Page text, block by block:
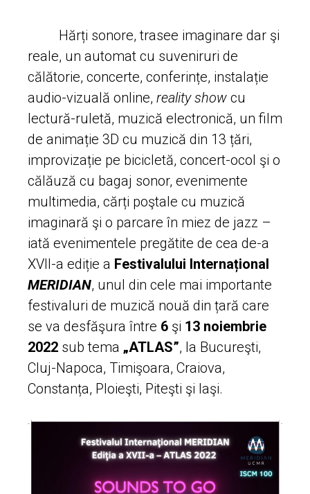
Hărți sonore, trasee imaginare dar şi
reale, un automat cu suveniruri de
călătorie, concerte, conferințe, instalație
audio-vizuală online, reality show cu
lectură-ruletă, muzică electronică, un film
de animație 3D cu muzică din 13 țări,
improvizație pe bicicletă, concert-ocol şi o
călăuză cu bagaj sonor, evenimente
multimedia, cărți poştale cu muzică
imaginară şi o parcare în miez de jazz –
iată evenimentele pregătite de cea de-a
XVII-a ediție a Festivalului Internațional
MERIDIAN, unul din cele mai importante
festivaluri de muzică nouă din țară care
se va desfăşura între 6 şi 13 noiembrie
2022 sub tema „ATLAS”, la Bucureşti,
Cluj-Napoca, Timişoara, Craiova,
Constanța, Ploieşti, Piteşti şi Iaşi.